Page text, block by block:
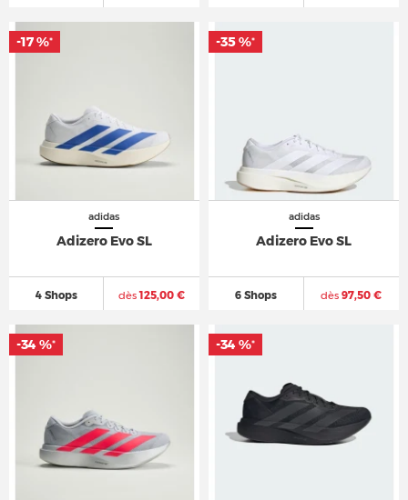
adidas
Adizero Evo SL
4 Shops dès125,00 €
-17 %*
-17 %*
adidas
Adizero Evo SL
6 Shops dès 97,50 €
-35 %*
-35 %*
-34 %*
-34 %* -34 %*
-34 %*